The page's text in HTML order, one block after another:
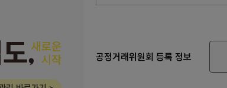
공정거래위원회 등록 정보